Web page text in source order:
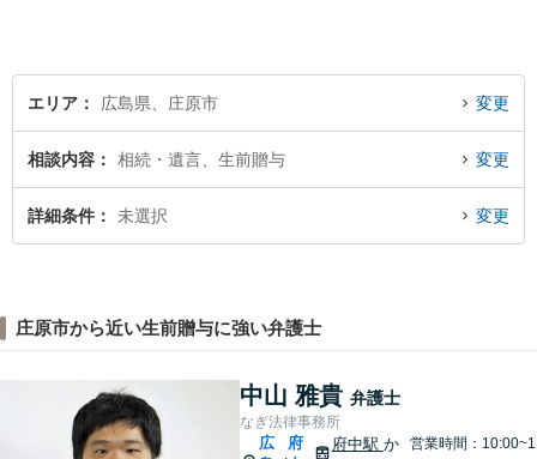
エリア 広島県、庄原市 変更
相談内容 相続・遺言、生前贈与 変更
詳細条件 未選択 変更
庄原市から近い生前贈与に強い弁護士
中山 雅貴 弁護士
なぎ法律事務所
広
府
府中駅 か
営業時間：10:00~1